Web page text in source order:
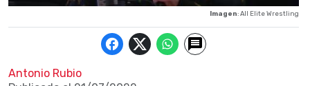
Imagen: All Elite Wrestling
Antonio Rubio